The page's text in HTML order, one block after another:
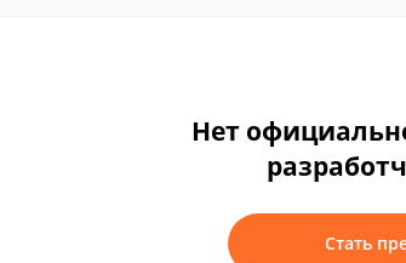
Нет
Стать